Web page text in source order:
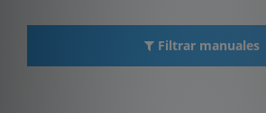
Filtrar manuales